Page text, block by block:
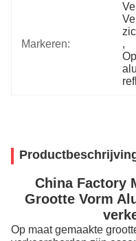
Markeren:
,
China Factory
Grootte Vorm
Op maat gemaakte